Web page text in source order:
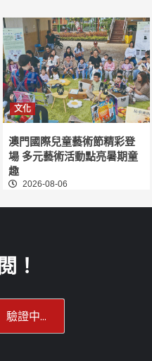
文化
澳門國際兒童藝術節精彩登
場 多元藝術活動點亮暑期童
趣
2026-08-06
！